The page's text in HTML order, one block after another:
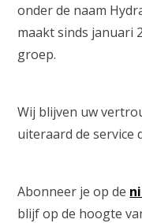
onder de naam
maakt sinds januari
groep.
Wij blijven uw
uiteraard de service
Abonneer je op de
blijf op de hoogte